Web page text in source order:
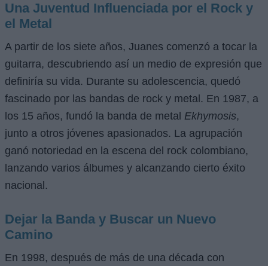
Una Juventud Influenciada por el Rock y
el Metal
A partir de los siete años, Juanes comenzó a tocar la
guitarra, descubriendo así un medio de expresión que
definiría su vida. Durante su adolescencia, quedó
fascinado por las bandas de rock y metal. En 1987, a
los 15 años, fundó la banda de metal Ekhymosis,
junto a otros jóvenes apasionados. La agrupación
ganó notoriedad en la escena del rock colombiano,
lanzando varios álbumes y alcanzando cierto éxito
nacional.
Dejar la Banda y Buscar un Nuevo
Camino
En 1998, después de más de una década con